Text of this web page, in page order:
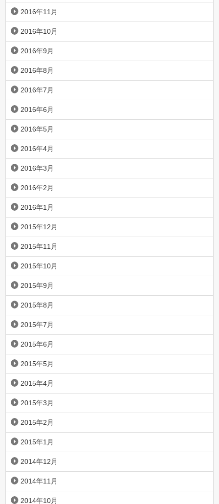
2016年11月
2016年10月
2016年9月
2016年8月
2016年7月
2016年6月
2016年5月
2016年4月
2016年3月
2016年2月
2016年1月
2015年12月
2015年11月
2015年10月
2015年9月
2015年8月
2015年7月
2015年6月
2015年5月
2015年4月
2015年3月
2015年2月
2015年1月
2014年12月
2014年11月
2014年10月